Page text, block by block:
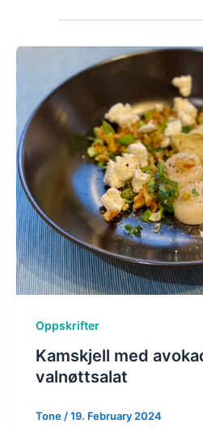
Oppskrifter
Kamskjell med
valnøttsalat
Tone/19. February 2024